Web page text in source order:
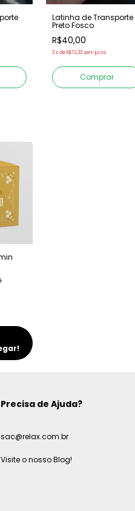
Latinha de Transporte
Preto Fosco
R$40,00
3xdeR$13,33sem juros
Precisa de Ajuda?
sac@relax.com.br
Visite o nosso Blog!